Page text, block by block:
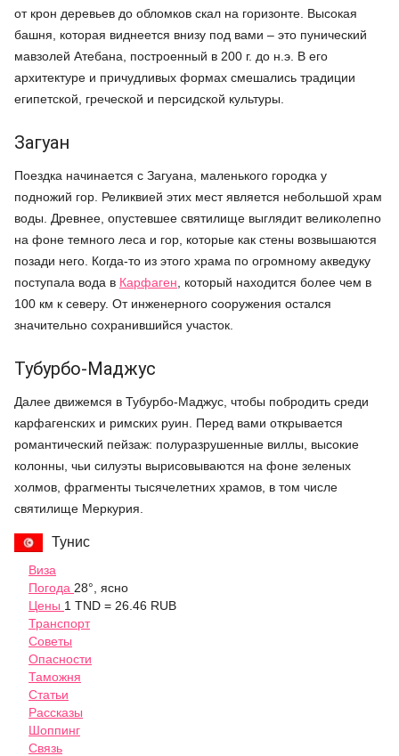
от крон деревьев до обломков скал на горизонте. Высокая
башня, которая виднеется внизу под вами – это пунический
мавзолей Атебана, построенный в 200 г. до н.э. В его
архитектуре и причудливых формах смешались традиции
египетской, греческой и персидской культуры.
Загуан
Поездка начинается с Загуана, маленького городка у
подножий гор. Реликвией этих мест является небольшой храм
воды. Древнее, опустевшее святилище выглядит великолепно
на фоне темного леса и гор, которые как стены возвышаются
позади него. Когда-то из этого храма по огромному акведуку
поступала вода в Карфаген , который находится более чем в
100 км к северу. От инженерного сооружения остался
значительно сохранившийся участок.
Тубурбо-Маджус
Далее движемся в Тубурбо-Маджус, чтобы побродить среди
карфагенских и римских руин. Перед вами открывается
романтический пейзаж: полуразрушенные виллы, высокие
колонны, чьи силуэты вырисовываются на фоне зеленых
холмов, фрагменты тысячелетних храмов, в том числе
святилище Меркурия.
Тунис
Виза
Погода 28°, ясно
Цены 1 TND = 26.46 RUB
Транспорт
Советы
Опасности
Таможня
Статьи
Рассказы
Шоппинг
Связь